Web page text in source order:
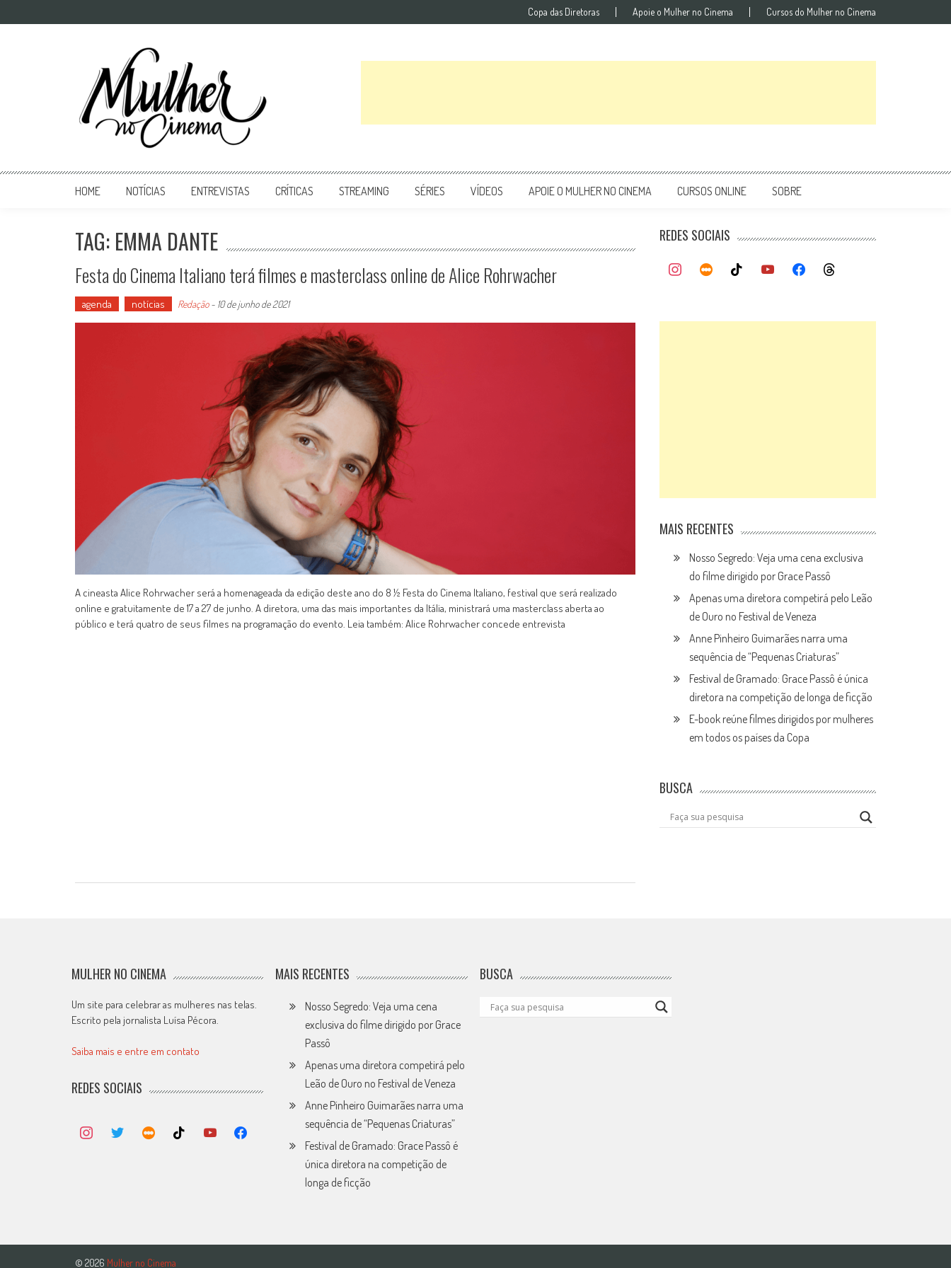
Copa das Diretoras Apoie o Mulher no Cinema Cursos do Mulher no Cinema
Mulher no Cinema
HOME NOTÍCIAS ENTREVISTAS CRÍTICAS STREAMING SÉRIES VÍDEOS APOIE O MULHER NO CINEMA CURSOS ONLINE SOBRE
TAG: EMMA DANTE
Festa do Cinema Italiano terá filmes e masterclass online de Alice Rohrwacher
agenda notícias Redação- 10 de junho de 2021
A cineasta Alice Rohrwacher será a homenageada da edição deste ano do 8 ½ Festa do Cinema Italiano, festival que será realizado
online e gratuitamente de 17 a 27 de junho. A diretora, uma das mais importantes da Itália, ministrará uma masterclass aberta ao
público e terá quatro de seus filmes na programação do evento. Leia também: Alice Rohrwacher concede entrevista
REDES SOCIAIS
MAIS RECENTES
Nosso Segredo: Veja uma cena exclusiva
do filme dirigido por Grace Passô
Apenas uma diretora competirá pelo Leão
de Ouro no Festival de Veneza
Anne Pinheiro Guimarães narra uma
sequência de “Pequenas Criaturas”
Festival de Gramado: Grace Passô é única
diretora na competição de longa de ficção
E-book reúne filmes dirigidos por mulheres
em todos os países da Copa
BUSCA
MULHER NO CINEMA
Um site para celebrar as mulheres nas telas.
Escrito pela jornalista Luísa Pécora.
Saiba mais e entre em contato
REDES SOCIAIS
MAIS RECENTES
Nosso Segredo: Veja uma cena
exclusiva do filme dirigido por Grace
Passô
Apenas uma diretora competirá pelo
Leão de Ouro no Festival de Veneza
Anne Pinheiro Guimarães narra uma
sequência de “Pequenas Criaturas”
Festival de Gramado: Grace Passô é
única diretora na competição de
longa de ficção
BUSCA
© 2026 Mulher no Cinema